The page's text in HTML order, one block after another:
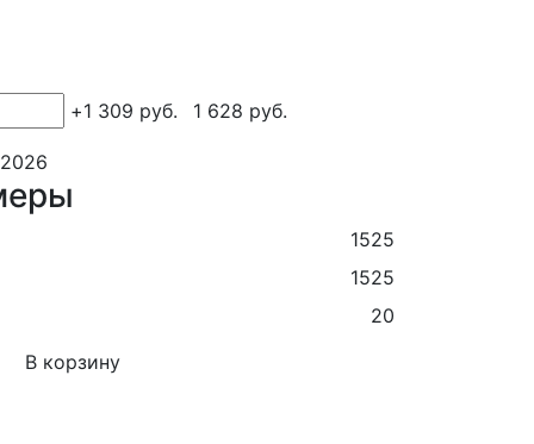
+1 309 руб. 1 628 руб.
1525
1525
20
В корзину